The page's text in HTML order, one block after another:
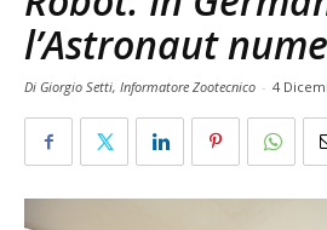
l’Astronaut
Di Giorgio Setti, Informatore Zootecnico - 4